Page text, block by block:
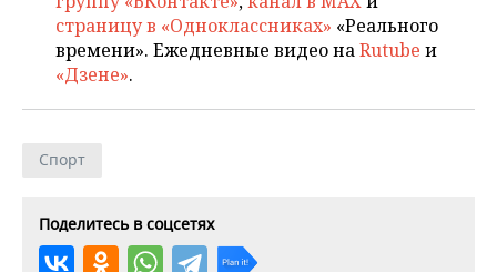
ONLINE-КОНФЕРЕНЦИИ
ОТКРЫТАЯ ЛЕКЦИЯ
ХОККЕЙ
БАСКЕТБОЛ
ФИГУРНОЕ КАТАНИЕ
ВЛАСТЬ
ИНФРАСТРУКТУРА
МЕДИЦИНА
СЮЖЕТЫ
СПРАВОЧНИК
страницу в «Одноклассниках» «Реального
времени». Ежедневные видео наRutube и
«Дзене».
Спорт
Поделитесь в соцсетях